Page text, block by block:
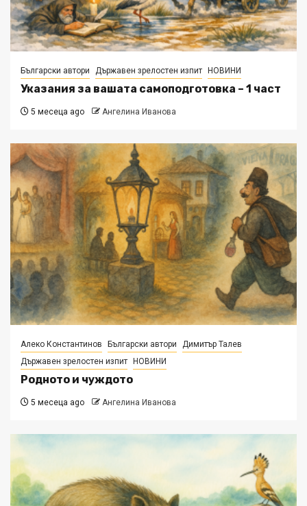
Български автори Държавен зрелостен изпит НОВИНИ
Указания за вашата самоподготовка – 1 част
5 месеца ago Ангелина Иванова
Алеко Константинов Български автори
Димитър Талев
Държавен зрелостен изпит
НОВИНИ
Родното и чуждото
5 месеца ago Ангелина Иванова